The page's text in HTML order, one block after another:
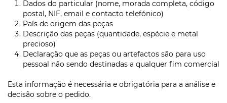
Dados do particular (nome, morada completa, código
postal, NIF, email e contacto telefónico)
País de origem das peças
Descrição das peças (quantidade, espécie e metal
precioso)
Declaração que as peças ou artefactos são para uso
pessoal não sendo destinadas a qualquer fim comercial
Esta informação é necessária e obrigatória para a análise e
decisão sobre o pedido.